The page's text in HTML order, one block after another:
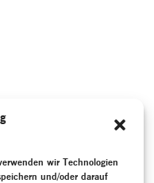
wir Technologien
und/oder darauf